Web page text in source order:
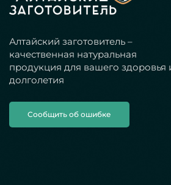
Алтайский заготовитель –
качественная натуральная
продукция для вашего здоровья
долголетия
Сообщить об ошибке